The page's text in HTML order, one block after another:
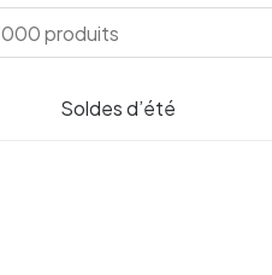
Soldes d’été